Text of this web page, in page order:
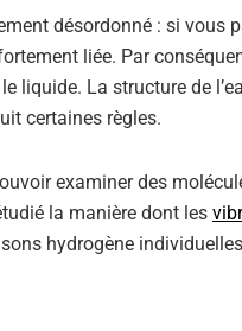
désordonné : si vous
liée. Par
liquide. La structure de
certaines règles.
examiner des
la manière dont les
hydrogène